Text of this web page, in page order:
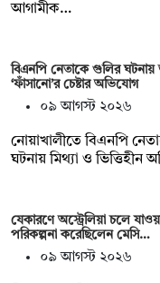
আগামীক…
বিএনপি নেতাকে গুলির ঘটনায়
‘ফাঁসানো’র চেষ্টার অভিযোগ
০৯ আগস্ট ২০২৬
নোয়াখালীতে বিএনপি
ঘটনায় মিথ্যা ও ভিত্তিহীন
যেকারণে অস্ট্রেলিয়া চলে
পরিকল্পনা করেছিলেন মেসি…
০৯ আগস্ট ২০২৬